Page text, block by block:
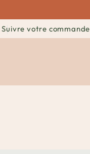
Suivre votre commande